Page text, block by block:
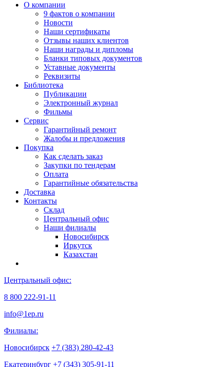
О компании
9 фактов о компании
Новости
Наши сертификаты
Отзывы наших клиентов
Наши награды и дипломы
Бланки типовых документов
Уставные документы
Реквизиты
Библиотека
Публикации
Электронный журнал
Фильмы
Сервис
Гарантийный ремонт
Жалобы и предложения
Покупка
Как сделать заказ
Закупки по тендерам
Оплата
Гарантийные обязательства
Доставка
Контакты
Склад
Центральный офис
Наши филиалы
Новосибирск
Иркутск
Казахстан
Центральный офис:
8 800 222-91-11
info@1ep.ru
Филиалы:
Новосибирск +7 (383) 280-42-43
Екатеринбург +7 (343) 305-91-11